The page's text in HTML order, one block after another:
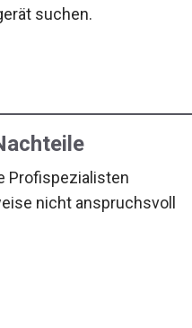
suchen.
Profispezialisten
nicht anspruchsvoll